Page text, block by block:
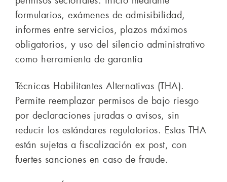
formularios, exámenes de admisibilidad,
informes entre servicios, plazos máximos
obligatorios, y uso del silencio administrativo
como herramienta de garantía
Técnicas Habilitantes Alternativas (THA).
Permite reemplazar permisos de bajo riesgo
por declaraciones juradas o avisos, sin
reducir los estándares regulatorios. Estas THA
están sujetas a fiscalización ex post, con
fuertes sanciones en caso de fraude.